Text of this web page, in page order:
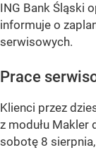
ING Bank Śląski
informuje o
serwisowych.
Prace
Klienci przez
z modułu Makler
sobotę 8